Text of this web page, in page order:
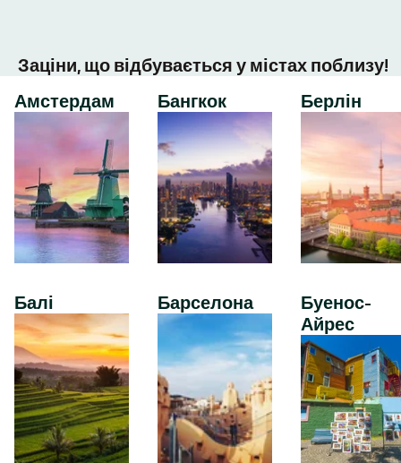
Заціни, що відбувається у містах поблизу!
Амстердам
Балі
Бангкок
Барселона
Берлін
Буенос-
Айрес